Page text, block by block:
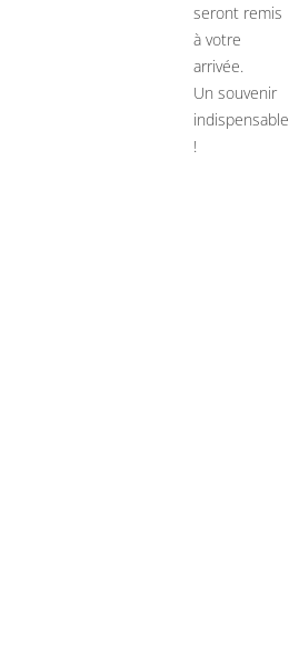
seront remis
à votre
arrivée.
Un souvenir
indispensable
!